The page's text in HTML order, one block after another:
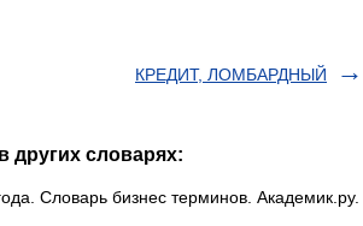
КРЕДИТ, ЛОМБАРДНЫЙ
словарях:
Словарь бизнес терминов. Академик.ру.